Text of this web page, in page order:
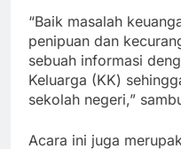
“Baik masalah
penipuan dan
sebuah informasi
Keluarga (KK)
sekolah negeri,”
Acara ini juga